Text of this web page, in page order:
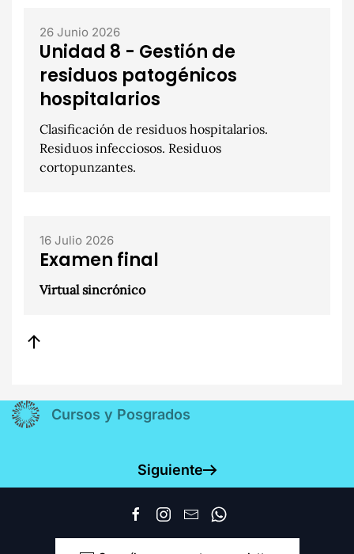
26 Junio 2026
Unidad 8 - Gestión de
residuos patogénicos
hospitalarios
Clasificación de residuos hospitalarios.
Residuos infecciosos. Residuos
cortopunzantes.
16 Julio 2026
Examen final
Virtual sincrónico
Cursos y Posgrados
Siguiente